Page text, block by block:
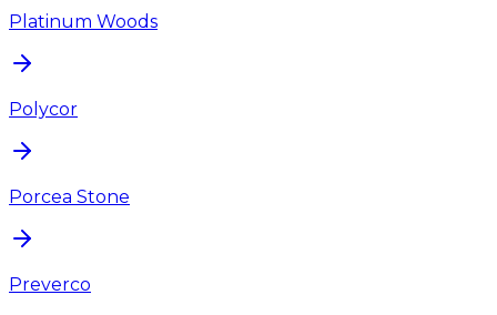
Platinum Woods
Polycor
Porcea Stone
Preverco